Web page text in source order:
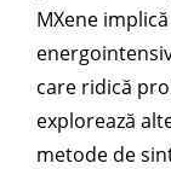
MXene
care ridică
explorează
metode de